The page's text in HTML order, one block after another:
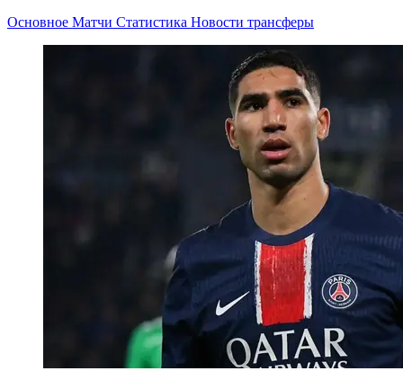
Основное Матчи Статистика Новости трансферы